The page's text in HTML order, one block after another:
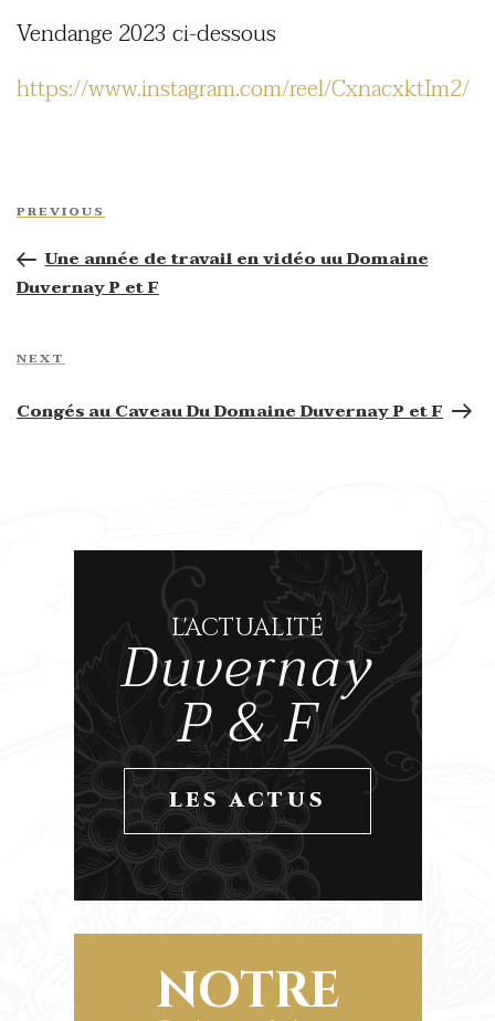
Vendange 2023 ci-dessous
https://www.instagram.com/reel/CxnacxktIm2/
navigation
Previous
Post
PREVIOUS
Une année de travail en vidéo uu Domaine
Duvernay P et F
Next
Post
NEXT
Congés au Caveau Du Domaine Duvernay P et F
L'ACTUALITÉ
Duvernay
P & F
LES ACTUS
NOTRE